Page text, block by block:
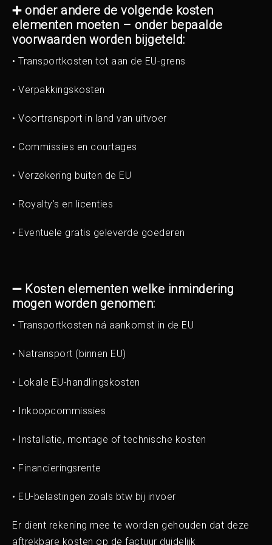
➕ onder andere de volgende kosten
elementen moeten – onder bepaalde
voorwaarden worden bijgeteld:
• Transportkosten tot aan de EU-grens
• Verpakkingskosten
• Voortransport in land van uitvoer
• Commissies en courtages
• Verzekering buiten de EU
• Royalty’s en licenties
• Eventuele gratis geleverde goederen
➖ Kosten elementen welke inmindering
mogen worden genomen:
• Transportkosten ná aankomst in de EU
• Natransport (binnen EU)
• Lokale EU-handlingskosten
• Inkoopcommissies
• Installatie, montage of technische kosten
• Financieringsrente
• EU-belastingen zoals btw bij invoer
Er dient rekening mee te worden gehouden dat deze
aftrekbare kosten op de factuur duidelijk